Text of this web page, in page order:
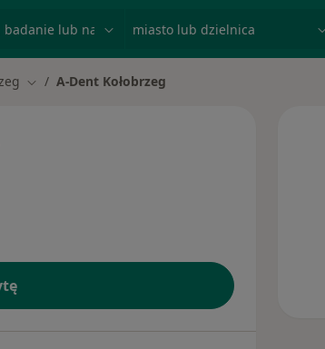
Zmień miasto
A-Dent Kołobrzeg